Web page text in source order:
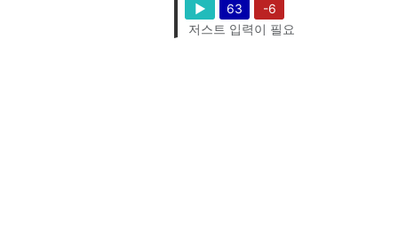
▶ 63
-6
저스트 입력이 필요